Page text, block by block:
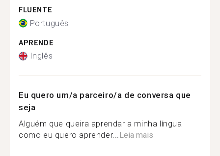
FLUENTE
Português
APRENDE
Inglês
Eu quero um/a parceiro/a de conversa que
seja
Alguém que queira aprendar a minha língua
como eu quero aprender...Leia mais